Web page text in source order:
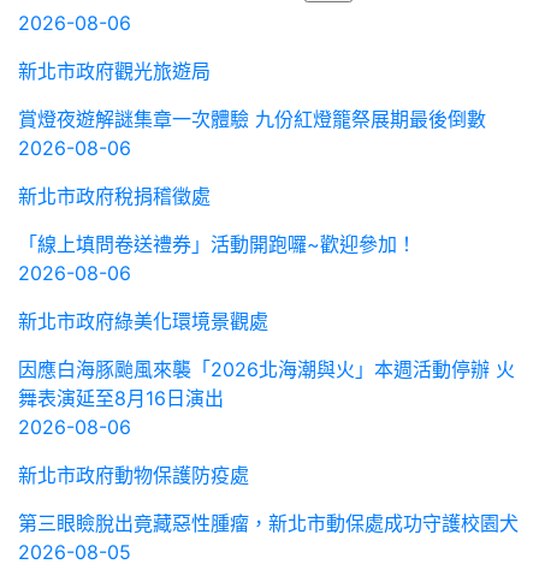
2026-08-06
新北市政府觀光旅遊局
賞燈夜遊解謎集章一次體驗 九份紅燈籠祭展期最後倒數
2026-08-06
新北市政府稅捐稽徵處
「線上填問卷送禮券」活動開跑囉~歡迎參加！
2026-08-06
新北市政府綠美化環境景觀處
因應白海豚颱風來襲「2026北海潮與火」本週活動停辦 火
舞表演延至8月16日演出
2026-08-06
新北市政府動物保護防疫處
第三眼瞼脫出竟藏惡性腫瘤，新北市動保處成功守護校園犬
2026-08-05